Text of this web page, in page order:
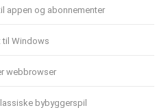
appen og abonnementer
til Windows
webbrowser
bybyggerspil